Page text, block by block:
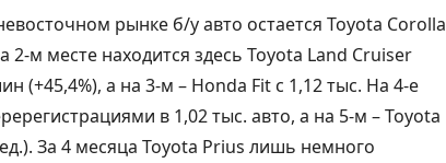
рынке б/у авто остается Toyota Corolla
2-м месте находится здесь Toyota Land Cruiser
(+45,4%), а на 3-м – Honda Fit с 1,12 тыс. На 4-е
в 1,02 тыс. авто, а на 5-м – Toyota
За 4 месяца Toyota Prius лишь немного